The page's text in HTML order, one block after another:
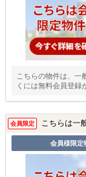
こちらの物件は、一
くには無料会員登録
会員限定 こちらは一
会員様限定